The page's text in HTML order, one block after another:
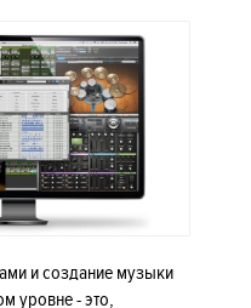
и создание музыки
уровне - это,